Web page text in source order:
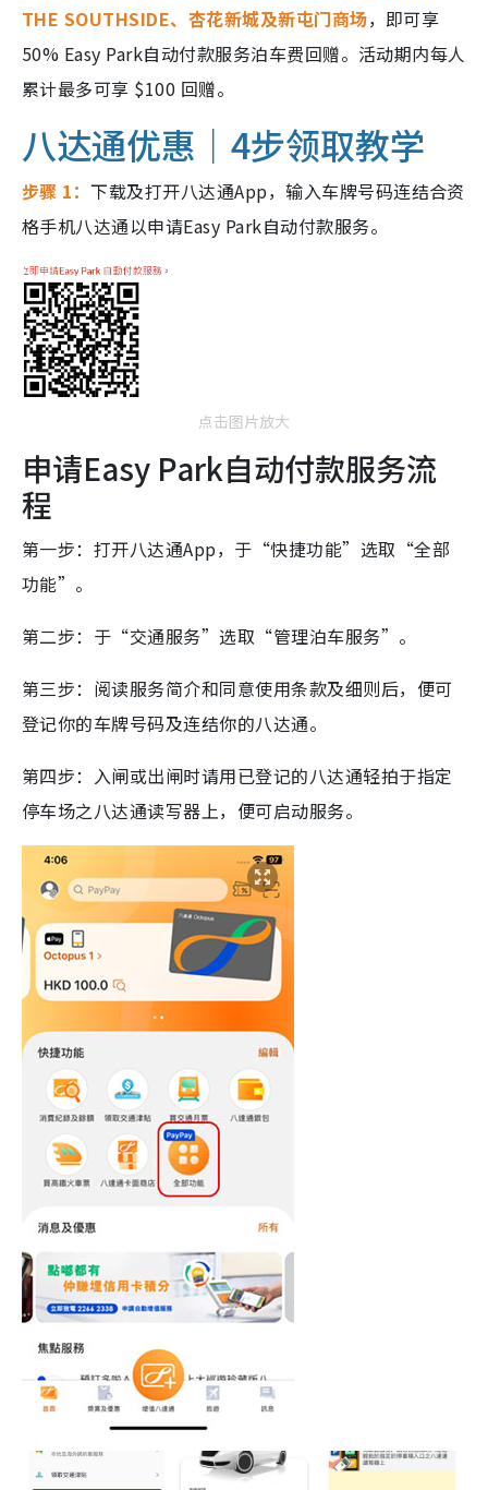
THE SOUTHSIDE、杏花新城及新屯门商场，即可享
50% Easy Park自动付款服务泊车费回赠。活动期内每人
累计最多可享 $100 回赠。
八达通优惠｜4步领取教学
步骤 1：下载及打开八达通App，输入车牌号码连结合资
格手机八达通以申请Easy Park自动付款服务。
点击图片放大
申请Easy Park自动付款服务流
程
第一步：打开八达通App，于“快捷功能”选取“全部
功能”。
第二步：于“交通服务”选取“管理泊车服务”。
第三步：阅读服务简介和同意使用条款及细则后，便可
登记你的车牌号码及连结你的八达通。
第四步：入闸或出闸时请用已登记的八达通轻拍于指定
停车场之八达通读写器上，便可启动服务。